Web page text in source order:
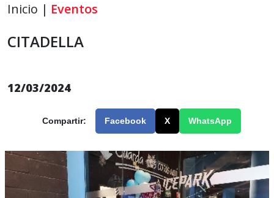
Inicio | Eventos
CITADELLA
12/03/2024
Compartir: Facebook X WhatsApp